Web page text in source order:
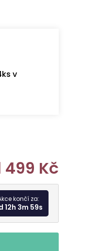
v
499 Kč
Měrná
končí za:
12h 3m 58s